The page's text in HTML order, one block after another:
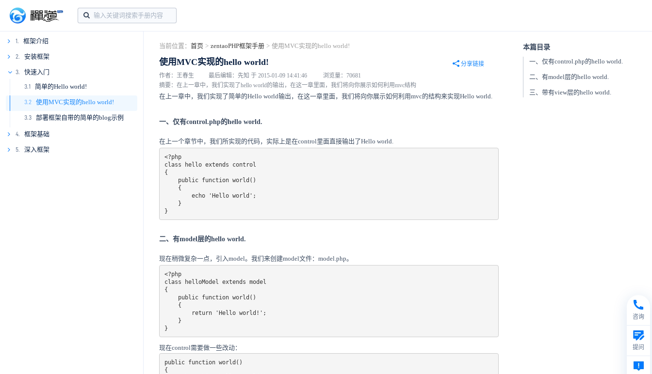
1. 框架介绍
1.1
1.2
1.3
2. 安装框架
2.1
2.2
3. 快速入门
3.1 简单的Hello world!
3.2 使用MVC实现的hello world!
3.3 部署框架自带的简单的blog示例
4. 框架基础
4.1
5. 深入框架
当前位置： 首页 > zentaoPHP框架手册 > 使用MVC实现的hello world!
使用MVC实现的hello world!
作者：王春生 最后编辑：先知 于 2015-01-09 14:41:46 浏览量：70681
分享链接
摘要：在上一章中，我们实现了hello world的输出，在这一章里面，我们将向你展示如何利用mvc结构
本篇目录
一、仅有control.php的hello world.
二、有model层的hello world.
三、带有view层的hello world.
在上一章中，我们实现了简单的Hello world输出，在这一章里面，我们将向你展示如何利用mvc的结构来实现Hello world.
一、仅有control.php的hello world.
在上一个章节中，我们所实现的代码，实际上是在control里面直接输出了Hello world.
<?php
class hello extends control
{
}
二、有model层的hello world.
现在稍微复杂一点，引入model。我们来创建model文件：model.php。
<?php
class helloModel extends model
{
public function world()
{
return 'Hello world!';
}
}
现在control需要做一些改动：
public function world()
{
咨询
提问